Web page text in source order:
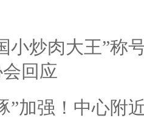
小炒肉大王”称
回应
”加强！中心附